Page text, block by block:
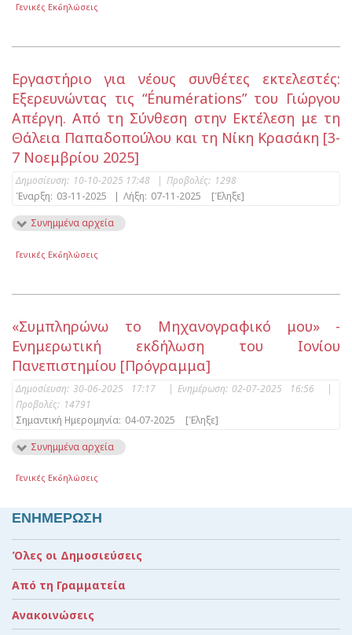
Γενικές Εκδηλώσεις
Εργαστήριο για νέους συνθέτες εκτελεστές:
Εξερευνώντας τις “Énumérations” του Γιώργου
Απέργη. Από τη Σύνθεση στην Εκτέλεση με τη
Θάλεια Παπαδοπούλου και τη Νίκη Κρασάκη [3-
7 Νοεμβρίου 2025]
Δημοσίευση: 10-10-2025 17:48 | Προβολές: 1298
Έναρξη: 03-11-2025 | Λήξη: 07-11-2025
[Έληξε]
Συνημμένα αρχεία
Γενικές Εκδηλώσεις
«Συμπληρώνω το Μηχανογραφικό μου» -
Ενημερωτική εκδήλωση του Ιονίου
Πανεπιστημίου [Πρόγραμμα]
Δημοσίευση: 30-06-2025 17:17 | Ενημέρωση: 02-07-2025 16:56
|
Προβολές: 14791
Σημαντική Ημερομηνία: 04-07-2025
[Έληξε]
Συνημμένα αρχεία
Γενικές Εκδηλώσεις
ΕΝΗΜΕΡΩΣΗ
Όλες οι Δημοσιεύσεις
Από τη Γραμματεία
Ανακοινώσεις